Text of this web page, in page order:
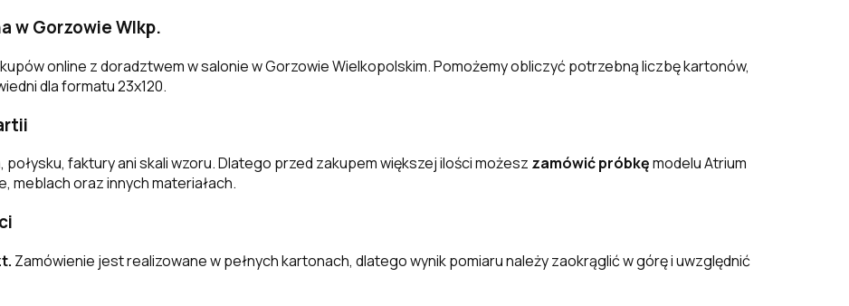
w Gorzowie Wlkp.
online z doradztwem w salonie w Gorzowie Wielkopolskim. Pomożemy obliczyć potrzebną liczbę kartonów,
dla formatu 23x120.
połysku, faktury ani skali wzoru. Dlatego przed zakupem większej ilości możesz zamówić próbkęmodelu Atrium
meblach oraz innych materiałach.
Zamówienie jest realizowane w pełnych kartonach, dlatego wynik pomiaru należy zaokrąglić w górę i uwzględnić